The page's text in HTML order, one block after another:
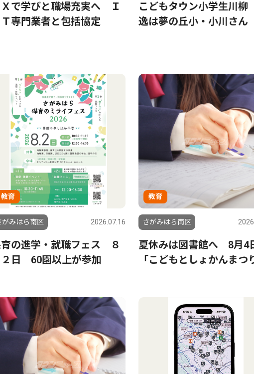
Ｘで学びと職場充実へ Ｉ
Ｔ専門業者と包括協定
こどもタウン小学生川
逸は夢の丘小・小川さん
教育
がみはら南区 2026.07.16
の進学・就職フェス ８
日 60園以上が参加
教育
さがみはら南区
夏休みは図書館へ 8月4
「こどもとしょかんまつ